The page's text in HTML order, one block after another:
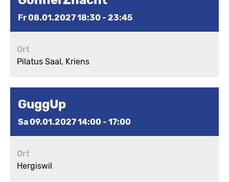
Fr 08.01.2027 18:30 - 23:45
Ort
Pilatus Saal, Kriens
GuggUp
Sa 09.01.2027 14:00 - 17:00
Ort
Hergiswil